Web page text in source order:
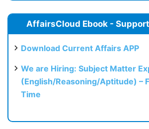
AffairsCloud Ebook -
Download Current Affairs APP
We are Hiring: Subject Matter
(English/Reasoning/Aptitude) –
Time